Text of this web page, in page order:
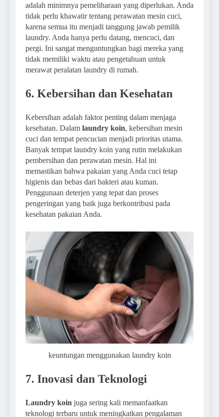
adalah minimnya pemeliharaan yang diperlukan. Anda
tidak perlu khawatir tentang perawatan mesin cuci,
karena semua itu menjadi tanggung jawab pemilik
laundry. Anda hanya perlu datang, mencuci, dan
pergi. Ini sangat menguntungkan bagi mereka yang
tidak memiliki waktu atau pengetahuan untuk
merawat peralatan laundry di rumah.
6. Kebersihan dan Kesehatan
Kebersihan adalah faktor penting dalam menjaga
kesehatan. Dalam laundry koin, kebersihan mesin
cuci dan tempat pencucian menjadi prioritas utama.
Banyak tempat laundry koin yang rutin melakukan
pembersihan dan perawatan mesin. Hal ini
memastikan bahwa pakaian yang Anda cuci tetap
higienis dan bebas dari bakteri atau kuman.
Penggunaan deterjen yang tepat dan proses
pengeringan yang baik juga berkontribusi pada
kesehatan pakaian Anda.
keuntungan menggunakan laundry koin
7. Inovasi dan Teknologi
Laundry koin juga sering kali memanfaatkan
teknologi terbaru untuk meningkatkan pengalaman